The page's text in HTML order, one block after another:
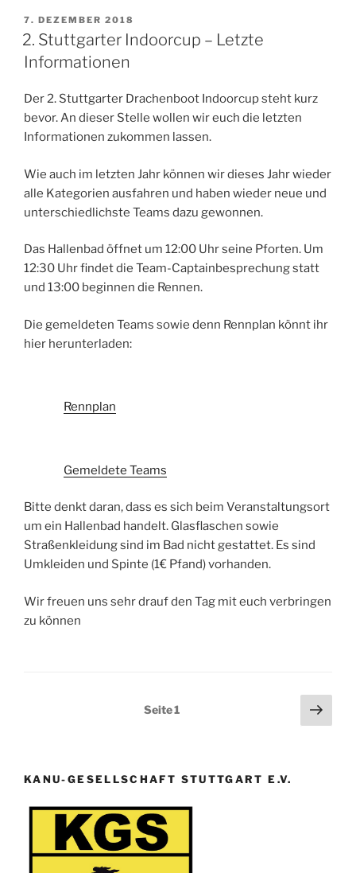
VERÖFFENTLICHT
AM
7. DEZEMBER 2018
2. Stuttgarter Indoorcup – Letzte
Informationen
Der 2. Stuttgarter Drachenboot Indoorcup steht kurz
bevor. An dieser Stelle wollen wir euch die letzten
Informationen zukommen lassen.
Wie auch im letzten Jahr können wir dieses Jahr wieder
alle Kategorien ausfahren und haben wieder neue und
unterschiedlichste Teams dazu gewonnen.
Das Hallenbad öffnet um 12:00 Uhr seine Pforten. Um
12:30 Uhr findet die Team-Captainbesprechung statt
und 13:00 beginnen die Rennen.
Die gemeldeten Teams sowie denn Rennplan könnt ihr
hier herunterladen:
Rennplan
Gemeldete Teams
Bitte denkt daran, dass es sich beim Veranstaltungsort
um ein Hallenbad handelt. Glasflaschen sowie
Straßenkleidung sind im Bad nicht gestattet. Es sind
Umkleiden und Spinte (1€ Pfand) vorhanden.
Wir freuen uns sehr drauf den Tag mit euch verbringen
zu können
Seitennummerierung
Seite1
KANU-GESELLSCHAFT STUTTGART E.V.